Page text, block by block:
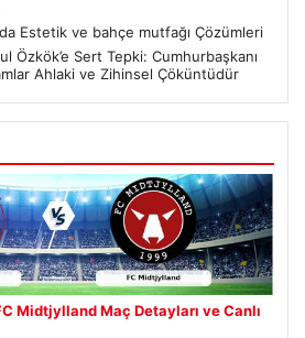
Estetik ve bahçe mutfağı Çözümleri
Özkök’e Sert Tepki: Cumhurbaşkanı
Ahlaki ve Zihinsel Çöküntüdür
Midtjylland Maç Detayları ve Canlı